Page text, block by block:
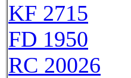
KF 2715
FD 1950
RC 20026